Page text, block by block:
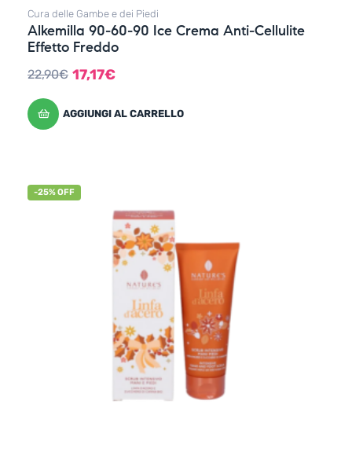
Cura delle Gambe e dei Piedi
Alkemilla 90-60-90 Ice Crema Anti-Cellulite
Effetto Freddo
22,90€ 17,17€
AGGIUNGI AL CARRELLO
-25% OFF